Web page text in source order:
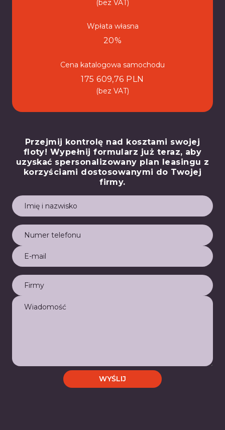
(bez VAT)
Wpłata własna
20%
Cena katalogowa samochodu
175 609,76 PLN
(bez VAT)
Przejmij kontrolę nad kosztami swojej
floty! Wypełnij formularz już teraz, aby
uzyskać spersonalizowany plan leasingu z
korzyściami dostosowanymi do Twojej
firmy.